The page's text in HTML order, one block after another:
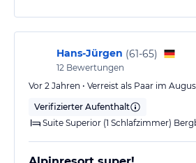
Hans-Jürgen (61-65)
12 Bewertungen
Vor 2 Jahren • Verreist als Paar im
Verifizierter Aufenthalt
Suite Superior (1 Schlafzimmer)